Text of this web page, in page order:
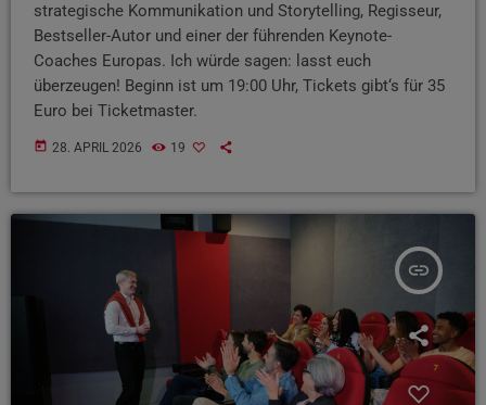
strategische Kommunikation und Storytelling, Regisseur,
Bestseller-Autor und einer der führenden Keynote-
Coaches Europas. Ich würde sagen: lasst euch
überzeugen! Beginn ist um 19:00 Uhr, Tickets gibt‘s für 35
Euro bei Ticketmaster.
today 28. APRIL 2026 19
insert_link